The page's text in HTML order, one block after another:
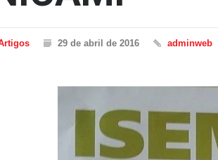
29 de abril de 2016 adminweb